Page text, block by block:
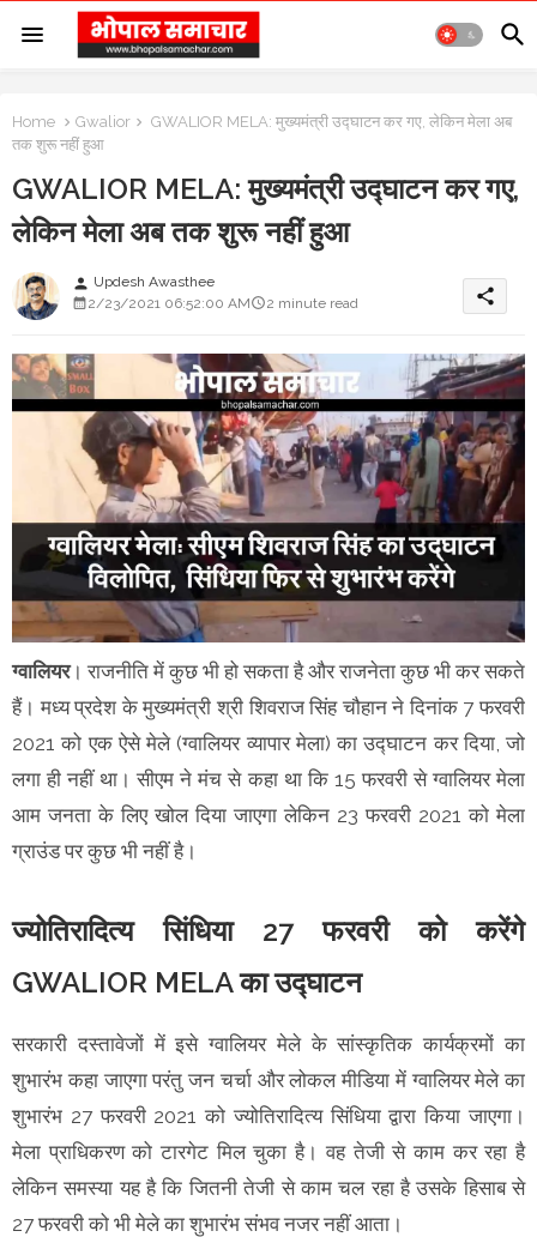
Home Gwalior
GWALIOR MELA: मुख्यमंत्री उद्घाटन कर गए, लेकिन मेला अब
तक शुरू नहीं हुआ
GWALIOR MELA: मुख्यमंत्री उद्घाटन कर गए,
लेकिन मेला अब तक शुरू नहीं हुआ
person Updesh Awasthee
2/23/2021 06:52:00 AM
2 minute read share
ग्वालियर। राजनीति में कुछ भी हो सकता है और राजनेता कुछ भी कर सकते
हैं। मध्य प्रदेश के मुख्यमंत्री श्री शिवराज सिंह चौहान ने दिनांक 7 फरवरी
2021 को एक ऐसे मेले (ग्वालियर व्यापार मेला) का उद्घाटन कर दिया, जो
लगा ही नहीं था। सीएम ने मंच से कहा था कि 15 फरवरी से ग्वालियर मेला
आम जनता के लिए खोल दिया जाएगा लेकिन 23 फरवरी 2021 को मेला
ग्राउंड पर कुछ भी नहीं है।
ज्योतिरादित्य सिंधिया 27 फरवरी को करेंगे
GWALIOR MELA का उद्घाटन
सरकारी दस्तावेजों में इसे ग्वालियर मेले के सांस्कृतिक कार्यक्रमों का
शुभारंभ कहा जाएगा परंतु जन चर्चा और लोकल मीडिया में ग्वालियर मेले का
शुभारंभ 27 फरवरी 2021 को ज्योतिरादित्य सिंधिया द्वारा किया जाएगा।
मेला प्राधिकरण को टारगेट मिल चुका है। वह तेजी से काम कर रहा है
लेकिन समस्या यह है कि जितनी तेजी से काम चल रहा है उसके हिसाब से
27 फरवरी को भी मेले का शुभारंभ संभव नजर नहीं आता।